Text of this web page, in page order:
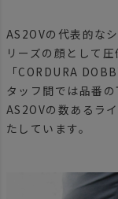
AS2OVの代表的な
リーズの顔として
「CORDURA
タッフ間では品番
AS2OVの数あるラ
たしています。